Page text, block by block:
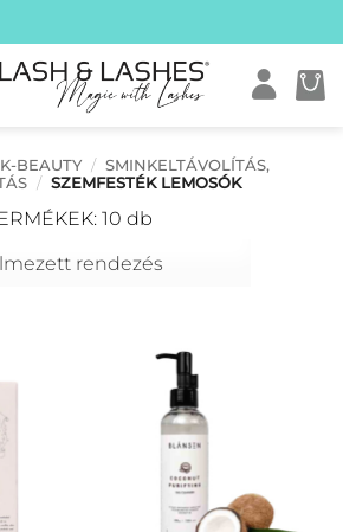
K-BEAUTY / SMINKELTÁVOLÍTÁS,
/ SZEMFESTÉK LEMOSÓK
10 db